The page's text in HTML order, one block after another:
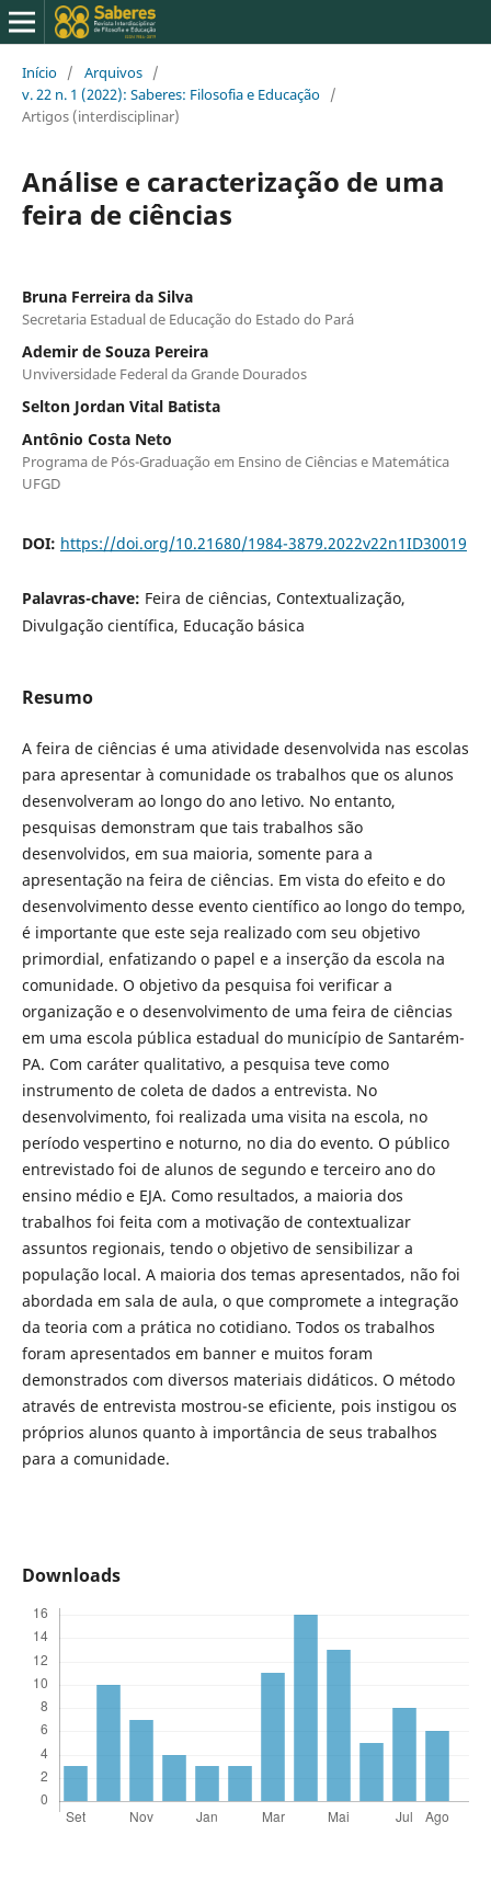
Início / Arquivos /
v. 22 n. 1 (2022): Saberes: Filosofia e Educação /
Artigos (interdisciplinar)
Análise e caracterização de uma
feira de ciências
Bruna Ferreira da Silva
Secretaria Estadual de Educação do Estado do Pará
Ademir de Souza Pereira
Unviversidade Federal da Grande Dourados
Selton Jordan Vital Batista
Antônio Costa Neto
Programa de Pós-Graduação em Ensino de Ciências e Matemática
UFGD
DOI: https://doi.org/10.21680/1984-3879.2022v22n1ID30019
Palavras-chave: Feira de ciências, Contextualização,
Divulgação científica, Educação básica
Resumo
A feira de ciências é uma atividade desenvolvida nas escolas
para apresentar à comunidade os trabalhos que os alunos
desenvolveram ao longo do ano letivo. No entanto,
pesquisas demonstram que tais trabalhos são
desenvolvidos, em sua maioria, somente para a
apresentação na feira de ciências. Em vista do efeito e do
desenvolvimento desse evento científico ao longo do tempo,
é importante que este seja realizado com seu objetivo
primordial, enfatizando o papel e a inserção da escola na
comunidade. O objetivo da pesquisa foi verificar a
organização e o desenvolvimento de uma feira de ciências
em uma escola pública estadual do município de Santarém-
PA. Com caráter qualitativo, a pesquisa teve como
instrumento de coleta de dados a entrevista. No
desenvolvimento, foi realizada uma visita na escola, no
período vespertino e noturno, no dia do evento. O público
entrevistado foi de alunos de segundo e terceiro ano do
ensino médio e EJA. Como resultados, a maioria dos
trabalhos foi feita com a motivação de contextualizar
assuntos regionais, tendo o objetivo de sensibilizar a
população local. A maioria dos temas apresentados, não foi
abordada em sala de aula, o que compromete a integração
da teoria com a prática no cotidiano. Todos os trabalhos
foram apresentados em banner e muitos foram
demonstrados com diversos materiais didáticos. O método
através de entrevista mostrou-se eficiente, pois instigou os
próprios alunos quanto à importância de seus trabalhos
para a comunidade.
Downloads